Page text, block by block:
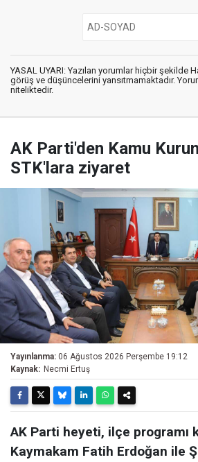
YASAL UYARI: Yazılan yorumlar hiçbir şekilde
görüş ve düşüncelerini yansıtmamaktadır.
niteliktedir.
AK Parti'den Kamu
STK'lara ziyaret
Yayınlanma: 06 Ağustos 2026 Perşembe 19:12
Kaynak: Necmi Ertuş
AK Parti heyeti, ilçe programı
Kaymakam Fatih Erdoğan ile